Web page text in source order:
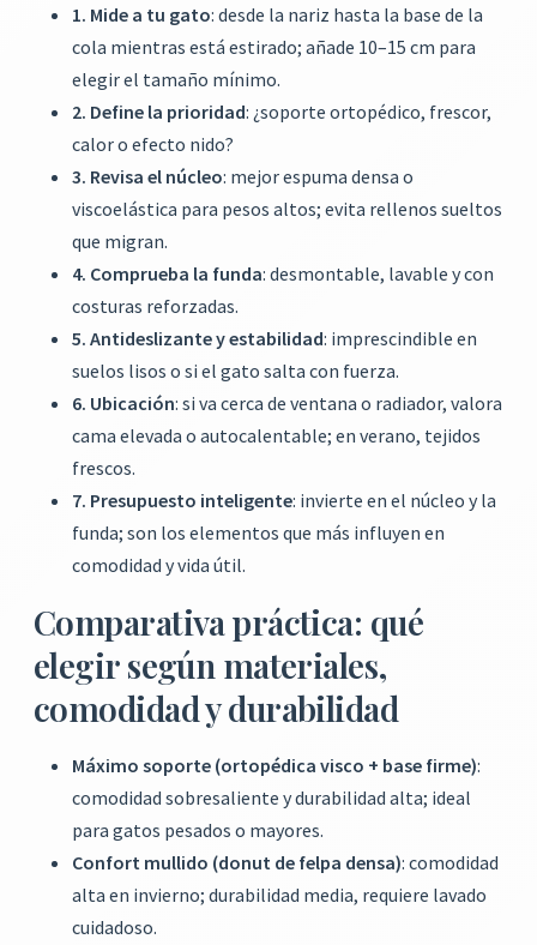
1. Mide a tu gato: desde la nariz hasta la base de la
cola mientras está estirado; añade 10–15 cm para
elegir el tamaño mínimo.
2. Define la prioridad: ¿soporte ortopédico, frescor,
calor o efecto nido?
3. Revisa el núcleo: mejor espuma densa o
viscoelástica para pesos altos; evita rellenos sueltos
que migran.
4. Comprueba la funda: desmontable, lavable y con
costuras reforzadas.
5. Antideslizante y estabilidad: imprescindible en
suelos lisos o si el gato salta con fuerza.
6. Ubicación: si va cerca de ventana o radiador, valora
cama elevada o autocalentable; en verano, tejidos
frescos.
7. Presupuesto inteligente: invierte en el núcleo y la
funda; son los elementos que más influyen en
comodidad y vida útil.
Comparativa práctica: qué
elegir según materiales,
comodidad y durabilidad
Máximo soporte (ortopédica visco + base firme):
comodidad sobresaliente y durabilidad alta; ideal
para gatos pesados o mayores.
Confort mullido (donut de felpa densa): comodidad
alta en invierno; durabilidad media, requiere lavado
cuidadoso.